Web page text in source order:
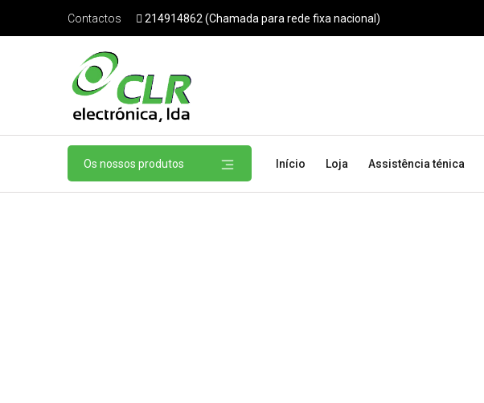
Contactos 214914862 (Chamada para rede fixa nacional)
Os nossos produtos Início Loja Assistência ténica